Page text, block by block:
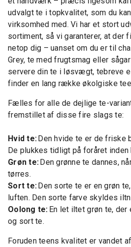
udvalgt te i topkvalitet, som du
virksomhed med. Vi har et stort
sortiment, så vi garanterer, at der
netop dig – uanset om du er til
Grey, te med frugtsmag eller
servere din te i løsvægt, tebreve
finder en lang række økolgiske
Fælles for alle de dejlige te-
fremstillet af disse fire slags te:
Hvid te:Den hvide te er de friske
De plukkes tidligt på foråret inden
Grøn te:Den grønne te dannes,
tørres.
Sort te:Den sorte te er en grøn
luften. Den sorte farve skyldes
Oolong te: En let iltet grøn te, der
og sort te.
Foruden teens kvalitet er vandet